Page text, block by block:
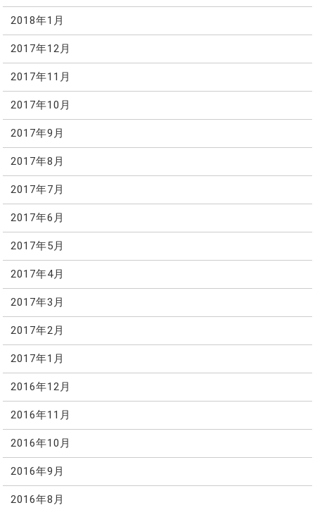
2018年1月
2017年12月
2017年11月
2017年10月
2017年9月
2017年8月
2017年7月
2017年6月
2017年5月
2017年4月
2017年3月
2017年2月
2017年1月
2016年12月
2016年11月
2016年10月
2016年9月
2016年8月